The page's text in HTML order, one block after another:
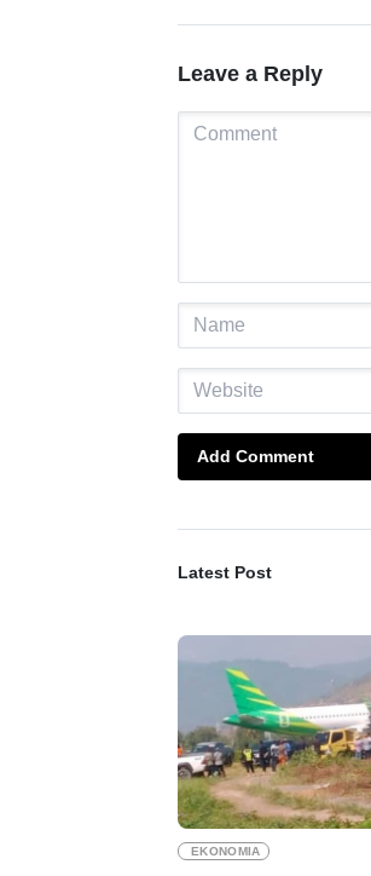
Leave a Reply
Add Comment
Latest Post
EKONOMIA